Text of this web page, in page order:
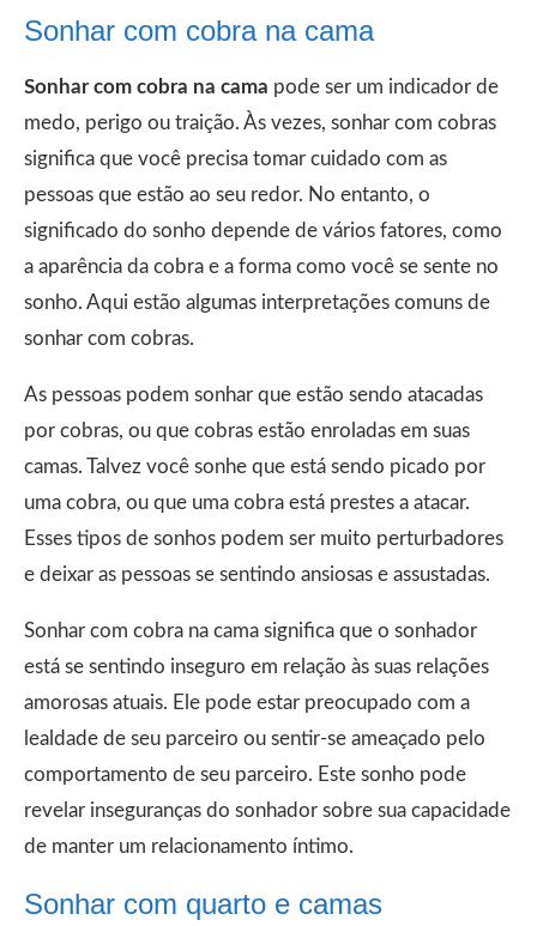
Sonhar com cobra na cama
Sonhar com cobra na cama pode ser um indicador de
medo, perigo ou traição. Às vezes, sonhar com cobras
significa que você precisa tomar cuidado com as
pessoas que estão ao seu redor. No entanto, o
significado do sonho depende de vários fatores, como
a aparência da cobra e a forma como você se sente no
sonho. Aqui estão algumas interpretações comuns de
sonhar com cobras.
As pessoas podem sonhar que estão sendo atacadas
por cobras, ou que cobras estão enroladas em suas
camas. Talvez você sonhe que está sendo picado por
uma cobra, ou que uma cobra está prestes a atacar.
Esses tipos de sonhos podem ser muito perturbadores
e deixar as pessoas se sentindo ansiosas e assustadas.
Sonhar com cobra na cama significa que o sonhador
está se sentindo inseguro em relação às suas relações
amorosas atuais. Ele pode estar preocupado com a
lealdade de seu parceiro ou sentir-se ameaçado pelo
comportamento de seu parceiro. Este sonho pode
revelar inseguranças do sonhador sobre sua capacidade
de manter um relacionamento íntimo.
Sonhar com quarto e camas